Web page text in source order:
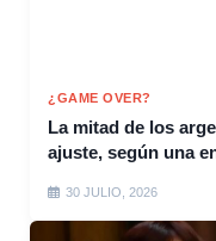
¿GAME OVER?
La mitad de los
ajuste, según una
30 JULIO, 2026